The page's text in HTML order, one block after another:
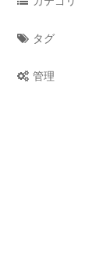
タグ
管理